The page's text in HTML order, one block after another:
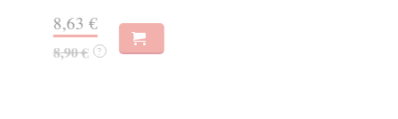
8,63 €
8,90 € ?